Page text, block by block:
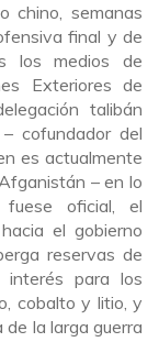
chino, semanas
final y de
los medios de
Exteriores de
talibán
cofundador del
es actualmente
– en lo
oficial, el
el gobierno
reservas de
interés para los
cobalto y litio, y
la larga guerra